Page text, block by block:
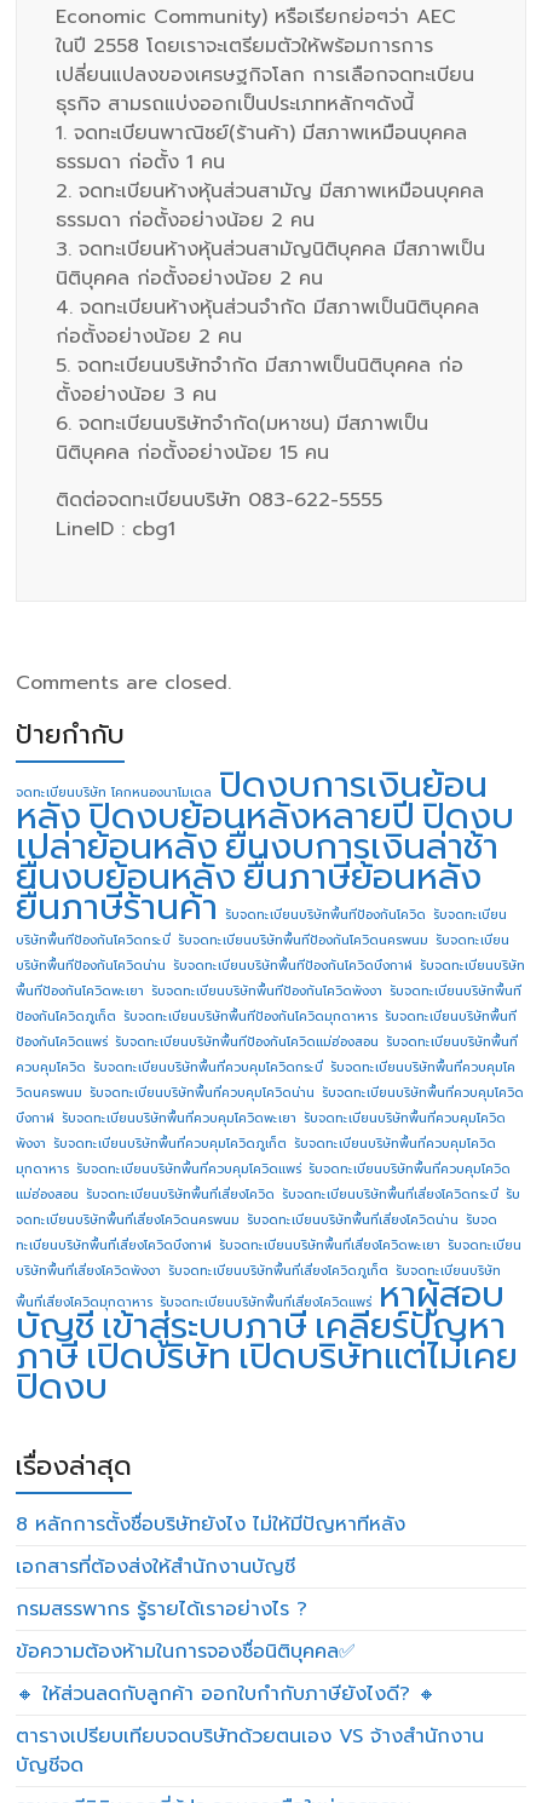
Economic Community) หรือเรียกย่อๆว่า AEC
ในปี 2558 โดยเราจะเตรียมตัวให้พร้อมการการ
เปลี่ยนแปลงของเศรษฐกิจโลก การเลือกจดทะเบียน
ธุรกิจ สามรถแบ่งออกเป็นประเภทหลักๆดังนี้
1. จดทะเบียนพาณิชย์(ร้านค้า) มีสภาพเหมือนบุคคล
ธรรมดา ก่อตั้ง 1 คน
2. จดทะเบียนห้างหุ้นส่วนสามัญ มีสภาพเหมือนบุคคล
ธรรมดา ก่อตั้งอย่างน้อย 2 คน
3. จดทะเบียนห้างหุ้นส่วนสามัญนิติบุคคล มีสภาพเป็น
นิติบุคคล ก่อตั้งอย่างน้อย 2 คน
4. จดทะเบียนห้างหุ้นส่วนจำกัด มีสภาพเป็นนิติบุคคล
ก่อตั้งอย่างน้อย 2 คน
5. จดทะเบียนบริษัทจำกัด มีสภาพเป็นนิติบุคคล ก่อ
ตั้งอย่างน้อย 3 คน
6. จดทะเบียนบริษัทจำกัด(มหาชน) มีสภาพเป็น
นิติบุคคล ก่อตั้งอย่างน้อย 15 คน
ติดต่อจดทะเบียนบริษัท 083-622-5555
LineID : cbg1
Comments are closed.
ป้ายกำกับ
จดทะเบียนบริษัท โคกหนองนาโมเดล ปิดงบการเงินย้อน
หลังปิดงบย้อนหลังหลายปี ปิดงบ
เปล่าย้อนหลังยื่นงบการเงินล่าช้า
ยื่นงบย้อนหลังยื่นภาษีย้อนหลัง
ยื่นภาษีร้านค้า รับจดทะเบียนบริษัทพื้นทีป้องกันโควิด รับจดทะเบียน
บริษัทพื้นทีป้องกันโควิดกระบี่ รับจดทะเบียนบริษัทพื้นทีป้องกันโควิดนครพนม รับจดทะเบียน
บริษัทพื้นทีป้องกันโควิดน่าน รับจดทะเบียนบริษัทพื้นทีป้องกันโควิดบึงกาฬ รับจดทะเบียนบริษัท
พื้นทีป้องกันโควิดพะเยา รับจดทะเบียนบริษัทพื้นทีป้องกันโควิดพังงา รับจดทะเบียนบริษัทพื้นที
ป้องกันโควิดภูเก็ต รับจดทะเบียนบริษัทพื้นทีป้องกันโควิดมุกดาหาร รับจดทะเบียนบริษัทพื้นที
ป้องกันโควิดแพร่ รับจดทะเบียนบริษัทพื้นทีป้องกันโควิดแม่ฮ่องสอน รับจดทะเบียนบริษัทพื้นที่
ควบคุมโควิด รับจดทะเบียนบริษัทพื้นที่ควบคุมโควิดกระบี่ รับจดทะเบียนบริษัทพื้นที่ควบคุมโค
วิดนครพนม รับจดทะเบียนบริษัทพื้นที่ควบคุมโควิดน่าน รับจดทะเบียนบริษัทพื้นที่ควบคุมโควิด
บึงกาฬ รับจดทะเบียนบริษัทพื้นที่ควบคุมโควิดพะเยา รับจดทะเบียนบริษัทพื้นที่ควบคุมโควิด
พังงา รับจดทะเบียนบริษัทพื้นที่ควบคุมโควิดภูเก็ต รับจดทะเบียนบริษัทพื้นที่ควบคุมโควิด
มุกดาหาร รับจดทะเบียนบริษัทพื้นที่ควบคุมโควิดแพร่ รับจดทะเบียนบริษัทพื้นที่ควบคุมโควิด
แม่ฮ่องสอน รับจดทะเบียนบริษัทพื้นที่เสี่ยงโควิด รับจดทะเบียนบริษัทพื้นที่เสี่ยงโควิดกระบี่ รับ
จดทะเบียนบริษัทพื้นที่เสี่ยงโควิดนครพนม รับจดทะเบียนบริษัทพื้นที่เสี่ยงโควิดน่าน รับจด
ทะเบียนบริษัทพื้นที่เสี่ยงโควิดบึงกาฬ รับจดทะเบียนบริษัทพื้นที่เสี่ยงโควิดพะเยา รับจดทะเบียน
บริษัทพื้นที่เสี่ยงโควิดพังงา รับจดทะเบียนบริษัทพื้นที่เสี่ยงโควิดภูเก็ต รับจดทะเบียนบริษัท
พื้นที่เสี่ยงโควิดมุกดาหาร รับจดทะเบียนบริษัทพื้นที่เสี่ยงโควิดแพร่ หาผู้สอบ
บัญชี เข้าสู่ระบบภาษี เคลียร์ปัญหา
ภาษีเปิดบริษัทเปิดบริษัทแต่ไม่เคย
ปิดงบ
เรื่องล่าสุด
8 หลักการตั้งชื่อบริษัทยังไง ไม่ให้มีปัญหาทีหลัง
เอกสารที่ต้องส่งให้สำนักงานบัญชี
กรมสรรพากร รู้รายได้เราอย่างไร ?
ข้อความต้องห้ามในการจองชื่อนิติบุคคล✅
🔸 ให้ส่วนลดกับลูกค้า ออกใบกำกับภาษียังไงดี? 🔸
ตารางเปรียบเทียบจดบริษัทด้วยตนเอง VS จ้างสำนักงาน
บัญชีจด